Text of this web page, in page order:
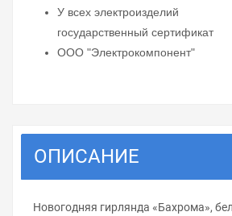
У всех электроизделий
государственный сертификат
ООО "Электрокомпонент"
ОПИСАНИЕ
Новогодняя гирлянда «Бахрома»,